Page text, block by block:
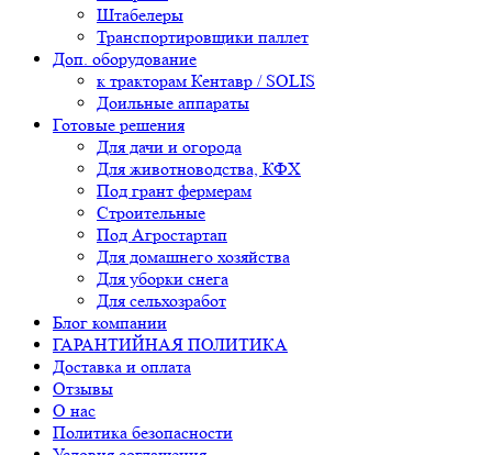
Штабелеры
Транспортировщики паллет
Доп. оборудование
к тракторам Кентавр / SOLIS
Доильные аппараты
Готовые решения
Для дачи и огорода
Для животноводства, КФХ
Под грант фермерам
Строительные
Под Агростартап
Для домашнего хозяйства
Для уборки снега
Для сельхозработ
Блог компании
ГАРАНТИЙНАЯ ПОЛИТИКА
Доставка и оплата
Отзывы
О нас
Политика безопасности